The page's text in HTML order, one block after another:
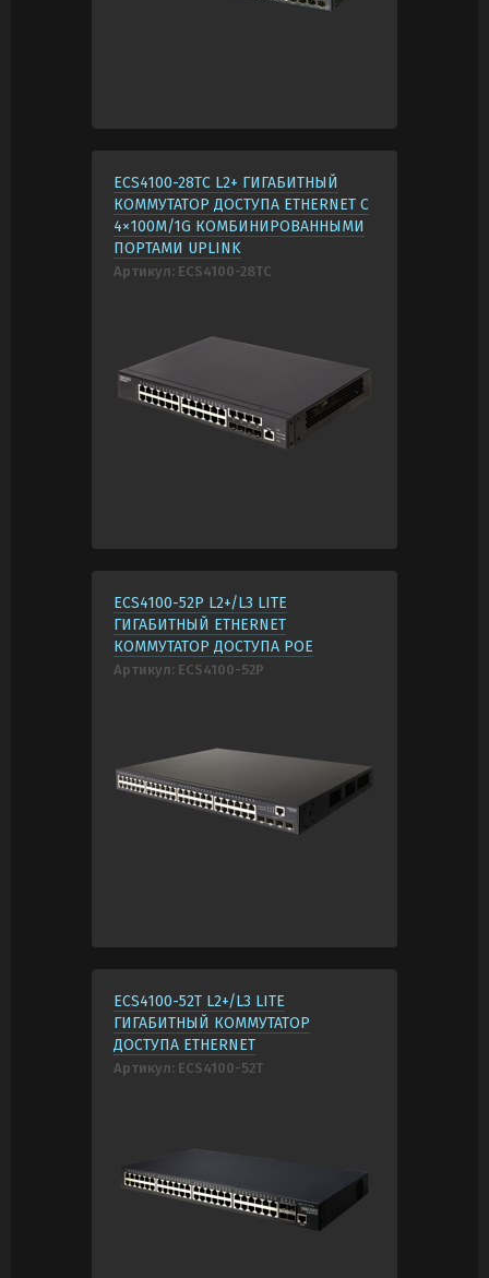
ECS4100-28TC L2+ ГИГАБИТНЫЙ
КОММУТАТОР ДОСТУПА ETHERNET С
4×100M/1G КОМБИНИРОВАННЫМИ
ПОРТАМИ UPLINK
Артикул: ECS4100-28TC
ECS4100-52P L2+/L3 LITE
ГИГАБИТНЫЙ ETHERNET
КОММУТАТОР ДОСТУПА POE
Артикул: ECS4100-52P
ECS4100-52T L2+/L3 LITE
ГИГАБИТНЫЙ КОММУТАТОР
ДОСТУПА ETHERNET
Артикул: ECS4100-52T